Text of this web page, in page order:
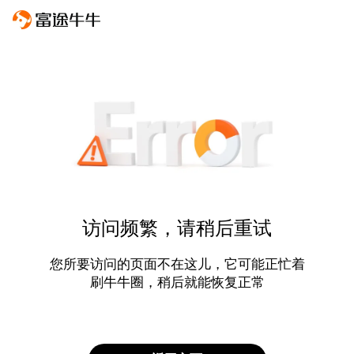
访问频繁，请稍后重试
您所要访问的页面不在这儿，它可能正忙着
刷牛牛圈，稍后就能恢复正常